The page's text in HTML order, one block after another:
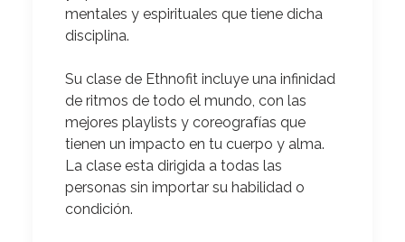
mentales y espirituales que tiene dicha
disciplina.
Su clase de Ethnofit incluye una infinidad
de ritmos de todo el mundo, con las
mejores playlists y coreografías que
tienen un impacto en tu cuerpo y alma.
La clase esta dirigida a todas las
personas sin importar su habilidad o
condición.